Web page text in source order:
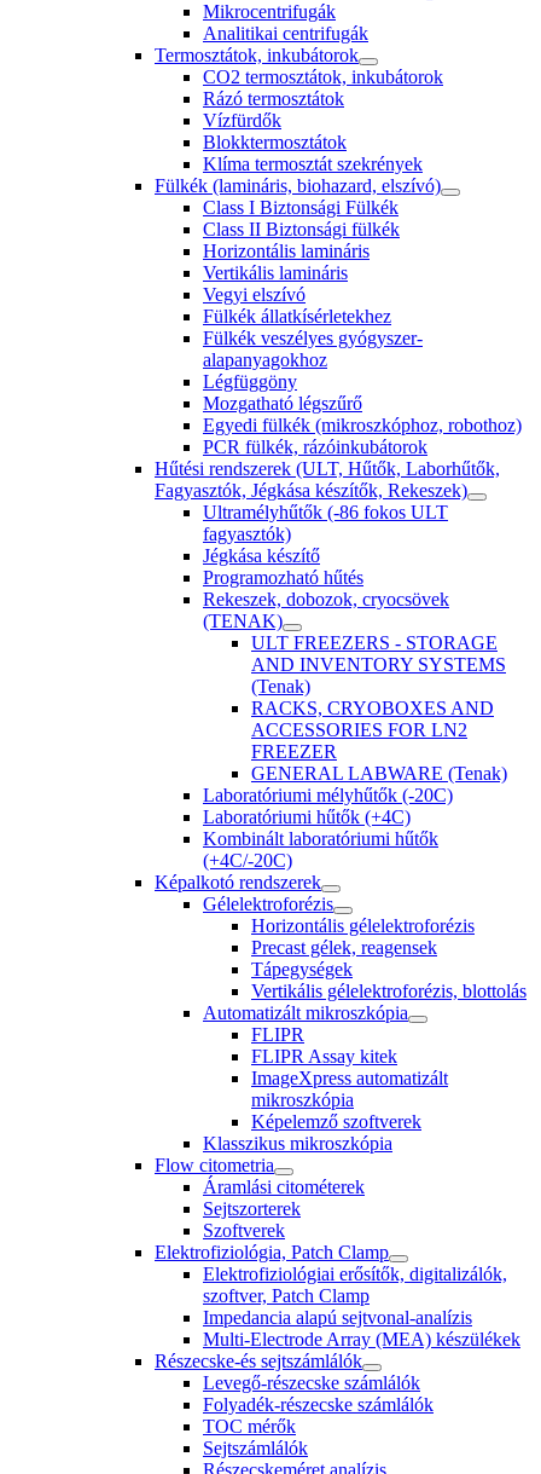
Mikrocentrifugák
Analitikai centrifugák
Termosztátok, inkubátorok
CO2 termosztátok, inkubátorok
Rázó termosztátok
Vízfürdők
Blokktermosztátok
Klíma termosztát szekrények
Fülkék (lamináris, biohazard, elszívó)
Class I Biztonsági Fülkék
Class II Biztonsági fülkék
Horizontális lamináris
Vertikális lamináris
Vegyi elszívó
Fülkék állatkísérletekhez
Fülkék veszélyes gyógyszer-
alapanyagokhoz
Légfüggöny
Mozgatható légszűrő
Egyedi fülkék (mikroszkóphoz, robothoz)
PCR fülkék, rázóinkubátorok
Hűtési rendszerek (ULT, Hűtők, Laborhűtők,
Fagyasztók, Jégkása készítők, Rekeszek)
Ultramélyhűtők (-86 fokos ULT
fagyasztók)
Jégkása készítő
Programozható hűtés
Rekeszek, dobozok, cryocsövek
(TENAK)
ULT FREEZERS - STORAGE
AND INVENTORY SYSTEMS
(Tenak)
RACKS, CRYOBOXES AND
ACCESSORIES FOR LN2
FREEZER
GENERAL LABWARE (Tenak)
Laboratóriumi mélyhűtők (-20C)
Laboratóriumi hűtők (+4C)
Kombinált laboratóriumi hűtők
(+4C/-20C)
Képalkotó rendszerek
Gélelektroforézis
Horizontális gélelektroforézis
Precast gélek, reagensek
Tápegységek
Vertikális gélelektroforézis, blottolás
Automatizált mikroszkópia
FLIPR
FLIPR Assay kitek
ImageXpress automatizált
mikroszkópia
Képelemző szoftverek
Klasszikus mikroszkópia
Flow citometria
Áramlási citométerek
Sejtszorterek
Szoftverek
Elektrofiziológia, Patch Clamp
Elektrofiziológiai erősítők, digitalizálók,
szoftver, Patch Clamp
Impedancia alapú sejtvonal-analízis
Multi-Electrode Array (MEA) készülékek
Részecske-és sejtszámlálók
Levegő-részecske számlálók
Folyadék-részecske számlálók
TOC mérők
Sejtszámlálók
Részecskeméret analízis